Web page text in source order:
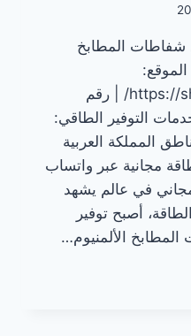
شفاطات المطابخ
2026 اسم الموقع:
https://shatharosekitchens.com/ | رقم
0557094290 خدمات التوفير الطاقي:
المملكة العربية
مجانية عبر واتساب
في عالم يشهد
أصبح توفير
الألمنيوم…